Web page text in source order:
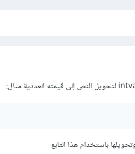
باستخدام هذا التابع